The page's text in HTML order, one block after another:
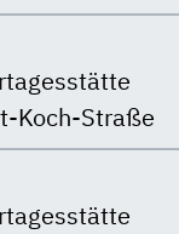
Koch-Straße